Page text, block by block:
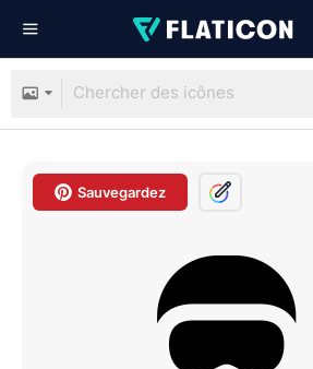
Sauvegardez